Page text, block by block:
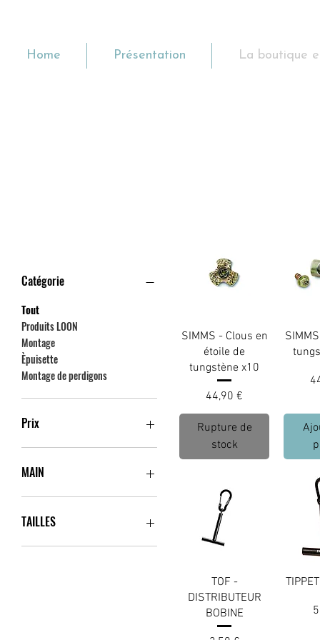
Home Présentation La boutique
Catégorie
Tout
Produits LOON
Montage
Èpuisette
Montage de perdigons
Prix
2 €
MAIN
Droite
Gauche
TAILLES
Doble
SIMMS - Clous en
étoile de
tungstène x10
Prix
44,90 €
Rupture de
stock
TOF -
DISTRIBUTEUR
BOBINE